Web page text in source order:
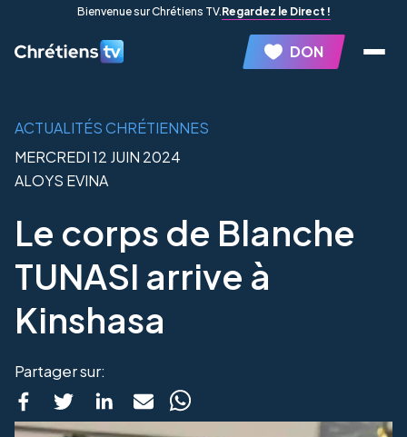
Bienvenue sur Chrétiens TV.Regardez le Direct !
DON
ACTUALITÉS CHRÉTIENNES
MERCREDI 12 JUIN 2024
ALOYS EVINA
Le corps de Blanche
TUNASI arrive à
Kinshasa
Partager sur: